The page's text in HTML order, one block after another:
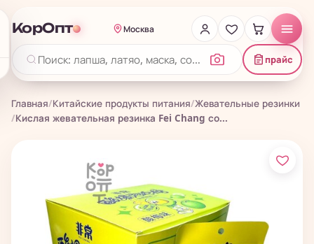
КорОпт Москва
прайс
Главная/Китайские продукты питания/Жевательные резинки
/Кислая жевательная резинка Fei Chang со...